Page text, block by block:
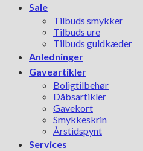
Sale
Tilbuds smykker
Tilbuds ure
Tilbuds guldkæder
Anledninger
Gaveartikler
Boligtilbehør
Dåbsartikler
Gavekort
Smykkeskrin
Årstidspynt
Services